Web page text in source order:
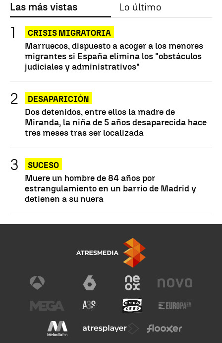
Las más vistas Lo último
CRISIS MIGRATORIA
Marruecos, dispuesto a acoger a los menores
migrantes si España elimina los "obstáculos
judiciales y administrativos"
DESAPARICIÓN
Dos detenidos, entre ellos la madre de
Miranda, la niña de 5 años desaparecida hace
tres meses tras ser localizada
SUCESO
Muere un hombre de 84 años por
estrangulamiento en un barrio de Madrid y
detienen a su nuera